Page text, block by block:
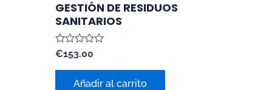
GESTIÓN DE RESIDUOS
SANITARIOS
Valorado
con
0
€153.00
Añadir al carrito